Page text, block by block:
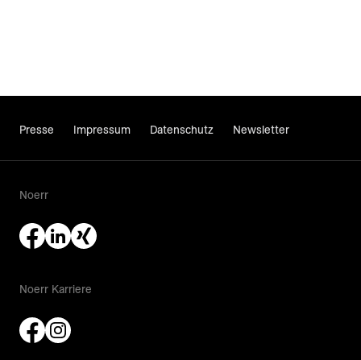
Presse Impressum Datenschutz Newsletter
Noerr
Noerr Karriere